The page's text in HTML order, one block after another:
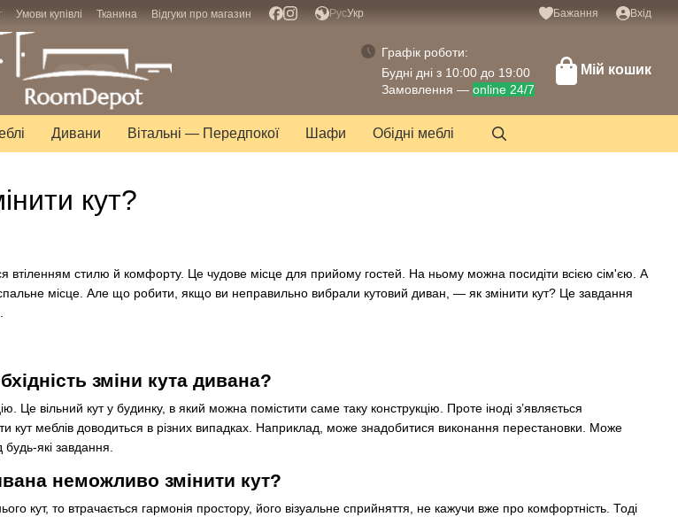
Умови купівлі Тканина Відгуки про магазин РусУкр Бажання Вхід
Графік роботи:
Будні дні з 10:00 до 19:00
Замовлення — online 24/7
Мій кошик
Дивани Вітальні — Передпокої Шафи Обідні меблі
кут?
втіленням стилю й комфорту. Це чудове місце для прийому гостей. На ньому можна посидіти всією сім'єю. А
місце. Але що робити, якщо ви неправильно вибрали кутовий диван, — як змінити кут? Це завдання
зміни кута дивана?
Це вільний кут у будинку, в який можна помістити саме таку конструкцію. Проте іноді з’являється
кут меблів доводиться в різних випадках. Наприклад, може знадобитися виконання перестановки. Може
будь-які завдання.
неможливо змінити кут?
кут, то втрачається гармонія простору, його візуальне сприйняття, не кажучи вже про комфортність. Тоді